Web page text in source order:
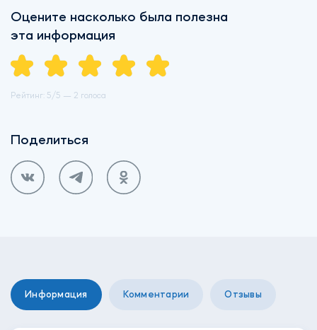
Поделиться
Оцените насколько была полезна
эта информация
Рейтинг: 5/5 — 2 голоса
Информация Комментарии Отзывы